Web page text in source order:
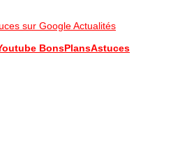
sur Google Actualités
BonsPlansAstuces